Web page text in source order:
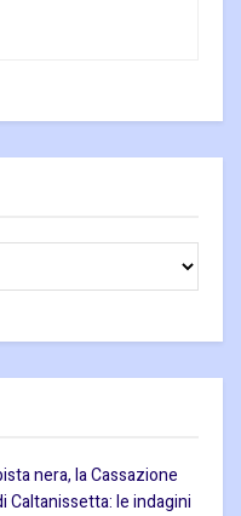
nera, la Cassazione
Caltanissetta: le indagini